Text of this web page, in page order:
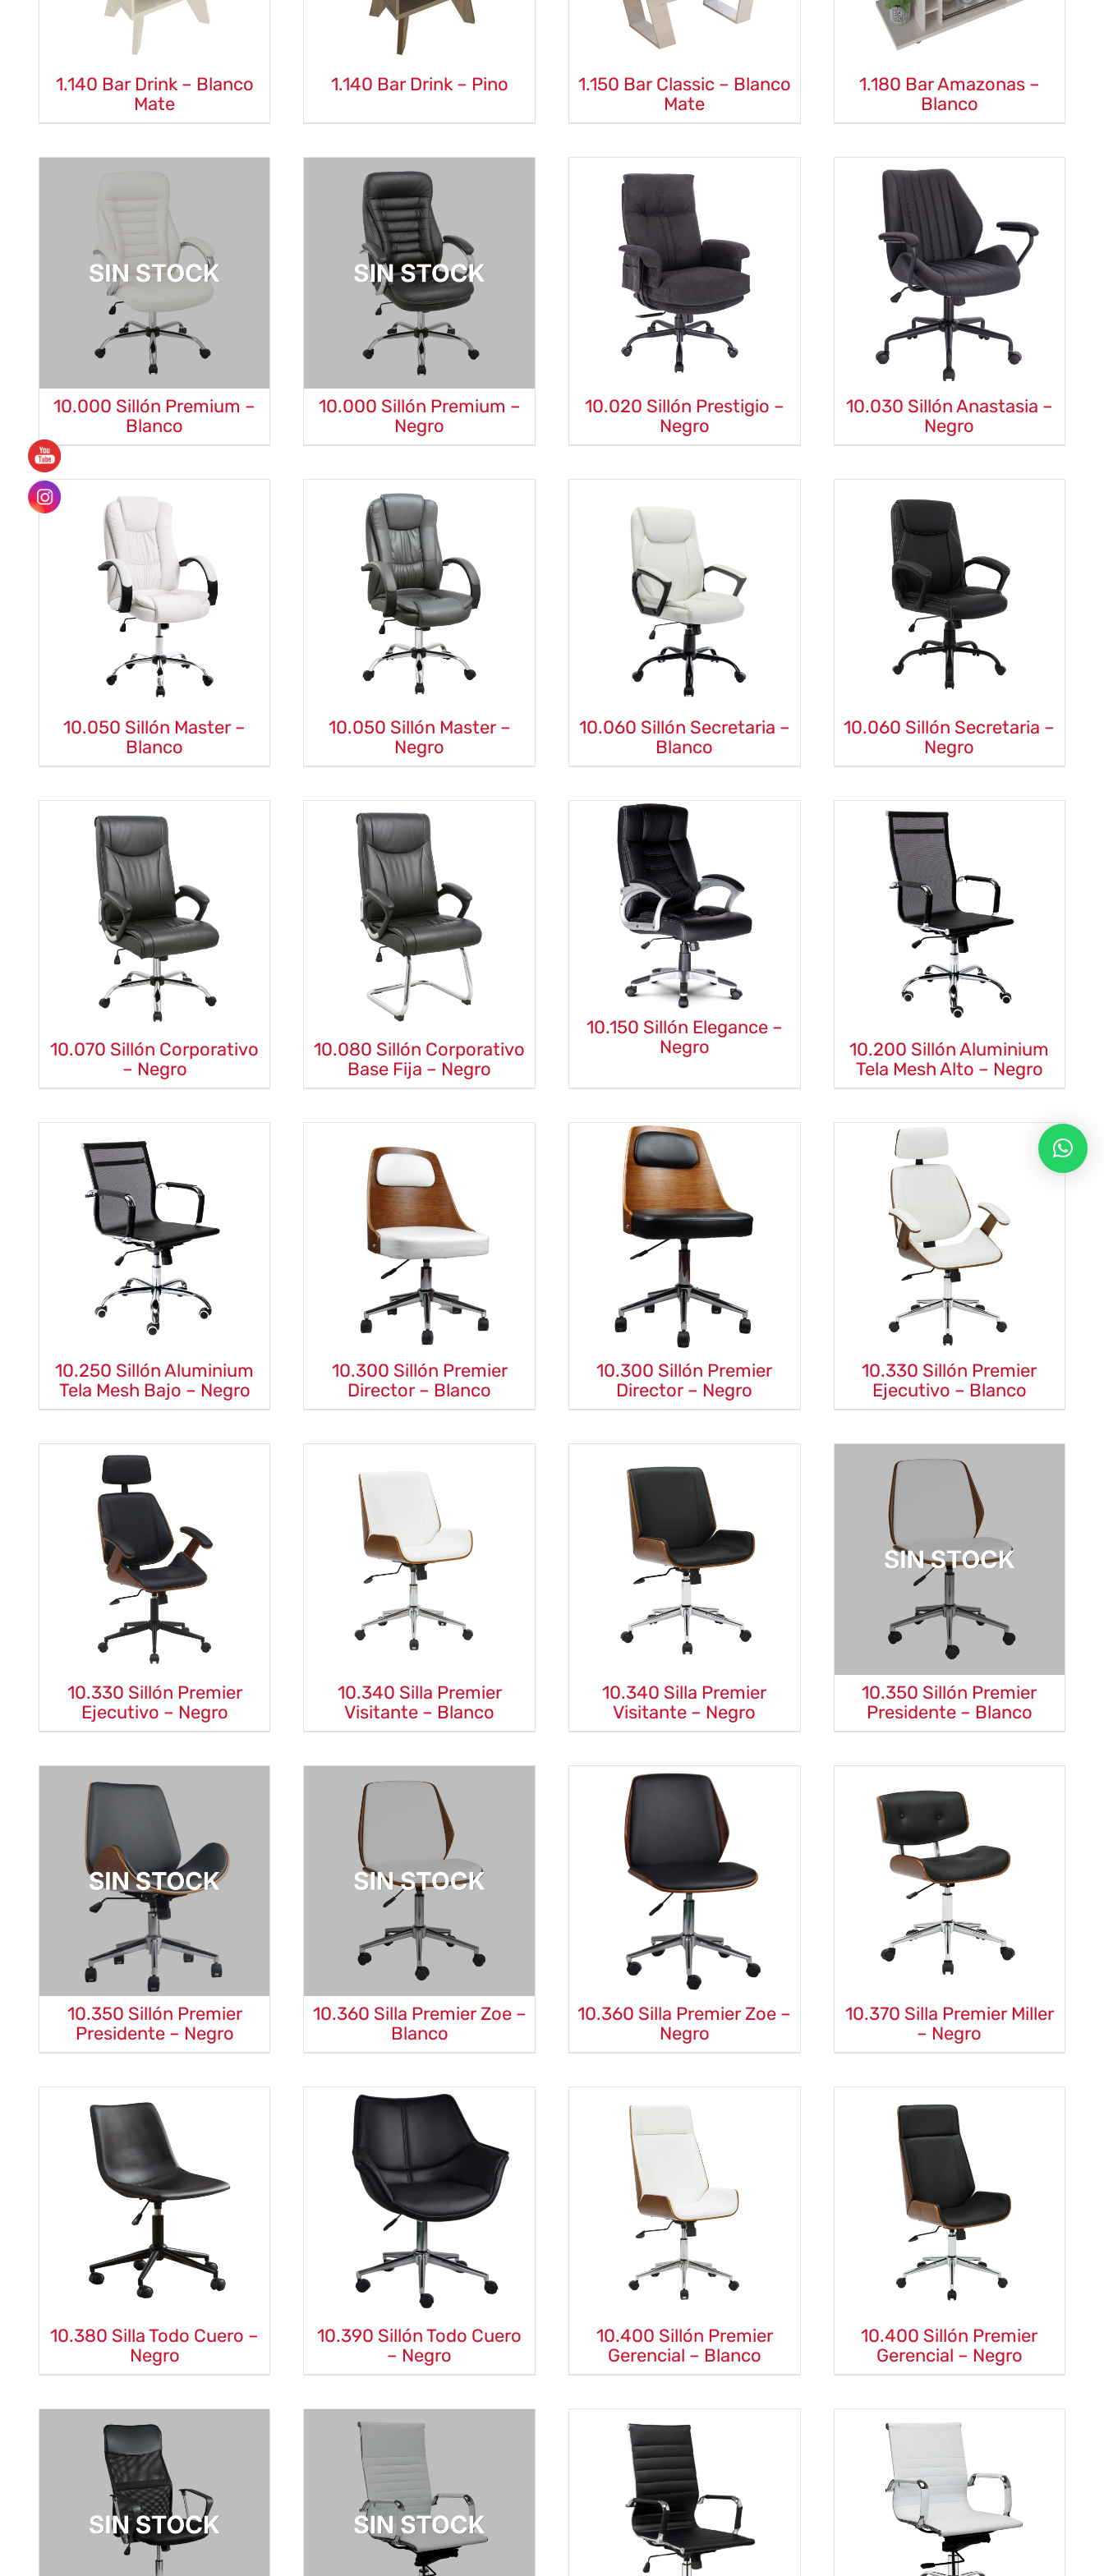
1.140 Bar Drink – Blanco
Mate
1.140 Bar Drink – Pino
1.150 Bar Classic – Blanco
Mate
1.180 Bar Amazonas –
Blanco
10.000 Sillón Premium –
Blanco
10.000 Sillón Premium –
Negro
10.020 Sillón Prestigio –
Negro
10.030 Sillón Anastasia –
Negro
10.050 Sillón Master –
Blanco
10.050 Sillón Master –
Negro
10.060 Sillón Secretaria –
Blanco
10.060 Sillón Secretaria –
Negro
10.070 Sillón Corporativo
– Negro
10.080 Sillón Corporativo
Base Fija – Negro
10.150 Sillón Elegance –
Negro
10.200 Sillón Aluminium
Tela Mesh Alto – Negro
10.250 Sillón Aluminium
Tela Mesh Bajo – Negro
10.300 Sillón Premier
Director – Blanco
10.300 Sillón Premier
Director – Negro
10.330 Sillón Premier
Ejecutivo – Blanco
10.330 Sillón Premier
Ejecutivo – Negro
10.340 Silla Premier
Visitante – Blanco
10.340 Silla Premier
Visitante – Negro
10.350 Sillón Premier
Presidente – Blanco
10.350 Sillón Premier
Presidente – Negro
10.360 Silla Premier Zoe –
Blanco
10.360 Silla Premier Zoe –
Negro
10.370 Silla Premier Miller
– Negro
10.380 Silla Todo Cuero –
Negro
10.390 Sillón Todo Cuero
– Negro
10.400 Sillón Premier
Gerencial – Blanco
10.400 Sillón Premier
Gerencial – Negro